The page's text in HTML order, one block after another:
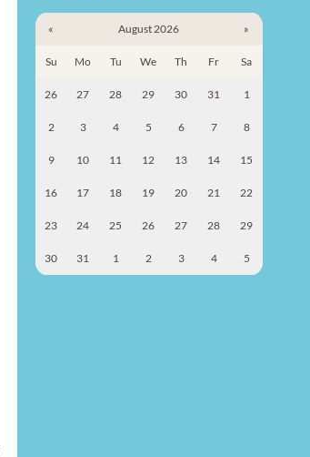
« August 2026 »
Su Mo Tu We Th Fr Sa
26 27 28 29 30 31 1
2 3 4 5 6 7 8
9 10 11 12 13 14 15
16 17 18 19 20 21 22
23 24 25 26 27 28 29
30 31 1 2 3 4 5